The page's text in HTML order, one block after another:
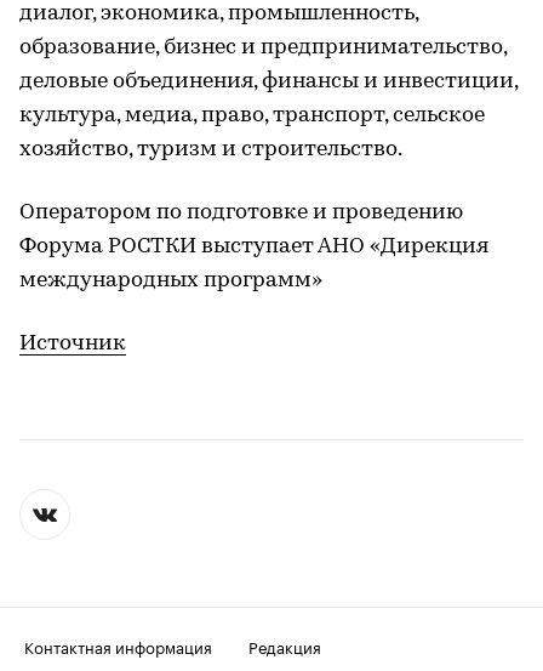
диалог, экономика, промышленность,
образование, бизнес и предпринимательство,
деловые объединения, финансы и инвестиции,
культура, медиа, право, транспорт, сельское
хозяйство, туризм и строительство.
Оператором по подготовке и проведению
Форума РОСТКИ выступает АНО «Дирекция
международных программ»
Источник
Контактная информация
Редакция